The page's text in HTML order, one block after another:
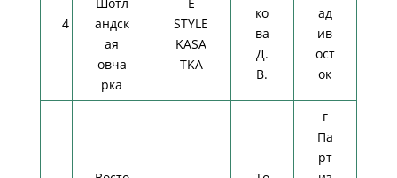
4
андск
ая
овча
рка
STYLE
KASA
TKA
ко
ва
Д.
В.
ад
ив
ост
ок
г
Па
рт